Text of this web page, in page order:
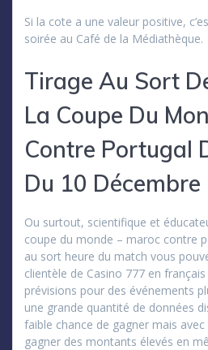
Si la cote a une valeur positive,
soirée au Café de la Médiathèque.
Tirage Au Sort
La Coupe Du
Contre Portugal
Du 10 Décembre
Ou surtout, scientifique et
coupe du monde – maroc contre
au sort heure du match vous
clientèle de Casino 777 en
prévisions pour des événements
une grande quantité de données
faible chance de gagner mais
gagner des montants élevés en